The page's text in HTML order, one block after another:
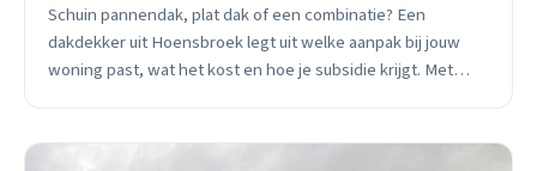
Schuin pannendak, plat dak of een combinatie? Een
dakdekker uit Hoensbroek legt uit welke aanpak bij jouw
woning past, wat het kost en hoe je subsidie krijgt. Met